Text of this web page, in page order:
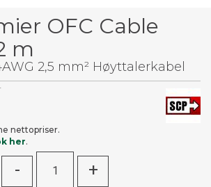
OFC Cable
m
2,5 mm² Høyttalerkabel
nettopriser.
her.
- +